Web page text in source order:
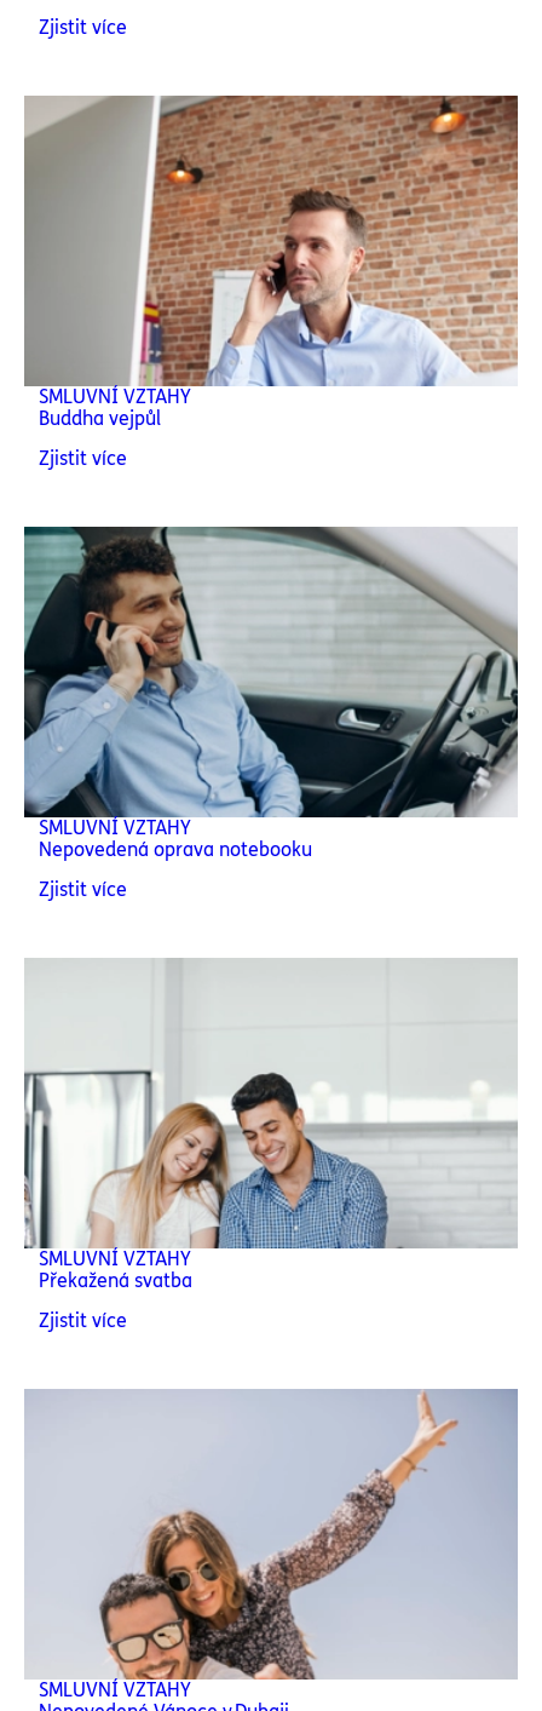
Zjistit více
SMLUVNÍ VZTAHY
Buddha vejpůl
Zjistit více
SMLUVNÍ VZTAHY
Nepovedená oprava notebooku
Zjistit více
SMLUVNÍ VZTAHY
Překažená svatba
Zjistit více
SMLUVNÍ VZTAHY